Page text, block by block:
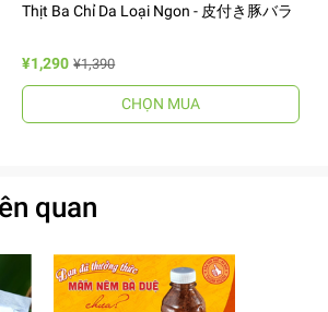
Thịt Ba Chỉ Da Loại Ngon - 皮付き豚バラ
¥1,290 ¥1,390
CHỌN MUA
quan